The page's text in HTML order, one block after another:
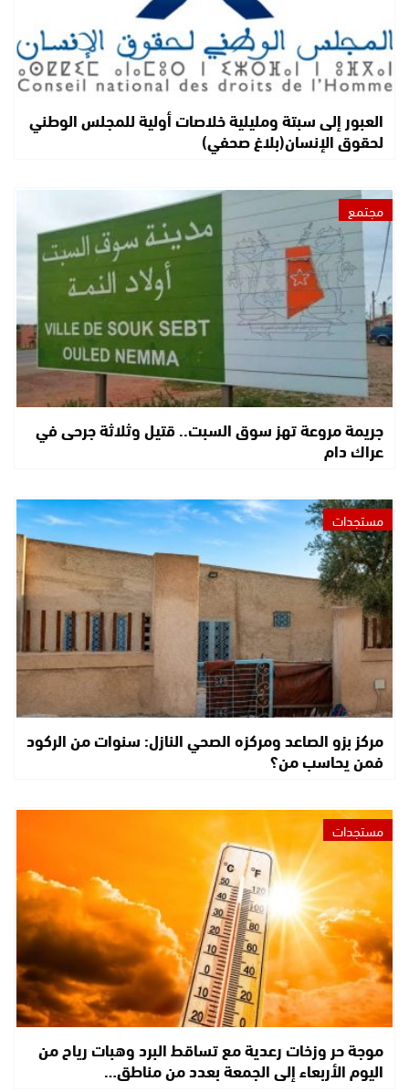
العبور إلى سبتة ومليلية خلاصات أولية للمجلس الوطني
لحقوق الإنسان(بلاغ صحفي)
مجتمع
جريمة مروعة تهز سوق السبت.. قتيل وثلاثة جرحى في
عراك دام
مستجدات
مركز بزو الصاعد ومركزه الصحي النازل: سنوات من الركود
فمن يحاسب من؟
مستجدات
موجة حر وزخات رعدية مع تساقط البرد وهبات رياح من
اليوم الأربعاء إلى الجمعة بعدد من مناطق…